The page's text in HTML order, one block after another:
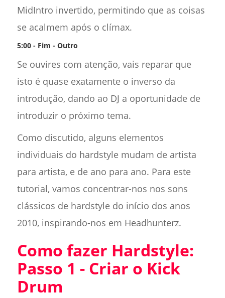
MidIntro invertido, permitindo que as coisas
se acalmem após o clímax.
5:00 - Fim - Outro
Se ouvires com atenção, vais reparar que
isto é quase exatamente o inverso da
introdução, dando ao DJ a oportunidade de
introduzir o próximo tema.
Como discutido, alguns elementos
individuais do hardstyle mudam de artista
para artista, e de ano para ano. Para este
tutorial, vamos concentrar-nos nos sons
clássicos de hardstyle do início dos anos
2010, inspirando-nos em Headhunterz.
Como fazer Hardstyle:
Passo 1 - Criar o Kick
Drum